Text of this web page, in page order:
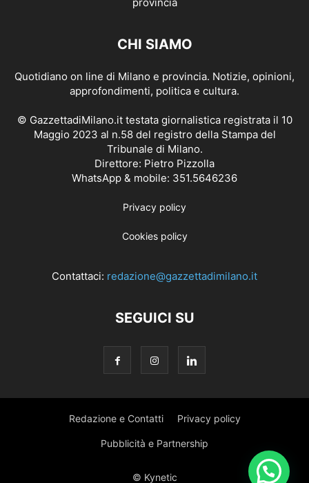
CHI SIAMO
Quotidiano on line di Milano e provincia. Notizie, opinioni,
approfondimenti, politica e cultura.
© GazzettadiMilano.it testata giornalistica registrata il 10
Maggio 2023 al n.58 del registro della Stampa del
Tribunale di Milano.
Direttore: Pietro Pizzolla
WhatsApp & mobile: 351.5646236
Privacy policy
Cookies policy
Contattaci: redazione@gazzettadimilano.it
SEGUICI SU
Redazione e Contatti Privacy policy
Pubblicità e Partnership
© Kynetic